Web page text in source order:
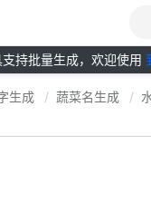
持批量生成，欢迎使用
生成 蔬菜名生成